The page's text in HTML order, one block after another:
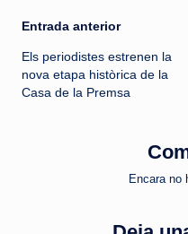
Navegación
de
entradas
Entrada anterior
Els periodistes estrenen la
nova etapa històrica de la
Casa de la Premsa
Encara no